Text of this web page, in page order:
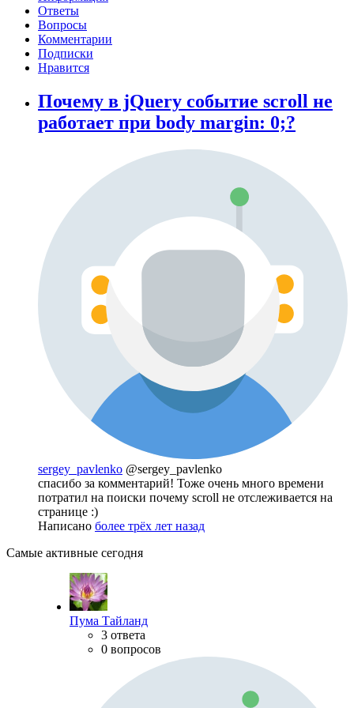
Ответы
Вопросы
Комментарии
Подписки
Нравится
Почему в jQuery событие scroll не
работает при body margin: 0;?
sergey_pavlenko @sergey_pavlenko
спасибо за комментарий! Тоже очень много времени
потратил на поиски почему scroll не отслеживается на
странице :)
Написано более трёх лет назад
Самые активные сегодня
Пума Тайланд
3 ответа
0 вопросов